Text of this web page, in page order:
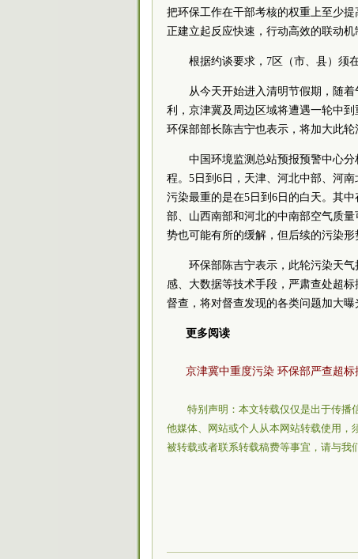
把环保工作在干部考核的权重上至少
正建立起反应快速，行动高效的联动机
根据约谈要求，7区（市、县）须
从今天开始进入清明节假期，随
利，京津冀及周边区域将遭遇一轮中
环保部部长陈吉宁也表示，将加大此
中国环境监测总站预报预警中心
程。5日到6日，天津、河北中部、河
污染最重的是在5日到6日的白天。其
部、山西南部和河北的中南部空气质
势也可能有所的缓解，但后续的污染形
环保部陈吉宁表示，此轮污染天
感、大数据等技术手段，严肃查处超
督查，将对督查发现的各类问题加大曝
更多阅读
京津冀中重度污染 环保部严查超标
特别声明：本文转载仅仅是出于传播
他媒体、网站或个人从本网站转载使用，
被转载或者联系转载稿费等事宜，请与我